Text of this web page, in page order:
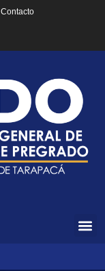
Contacto